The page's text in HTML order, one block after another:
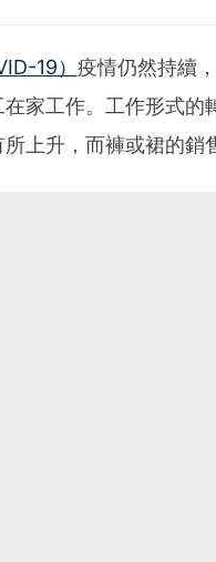
19） 疫情仍然持續
家工作。工作形式
上升，而褲或裙的銷